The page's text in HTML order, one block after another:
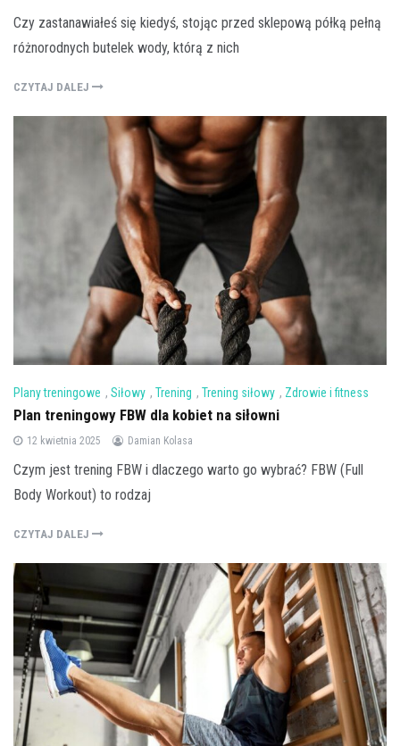
Czy zastanawiałeś się kiedyś, stojąc przed sklepową półką pełną
różnorodnych butelek wody, którą z nich
CZYTAJ DALEJ
Plany treningowe , Siłowy , Trening , Trening siłowy , Zdrowie i fitness
Plan treningowy FBW dla kobiet na siłowni
12 kwietnia 2025 Damian Kolasa
Czym jest trening FBW i dlaczego warto go wybrać? FBW (Full
Body Workout) to rodzaj
CZYTAJ DALEJ